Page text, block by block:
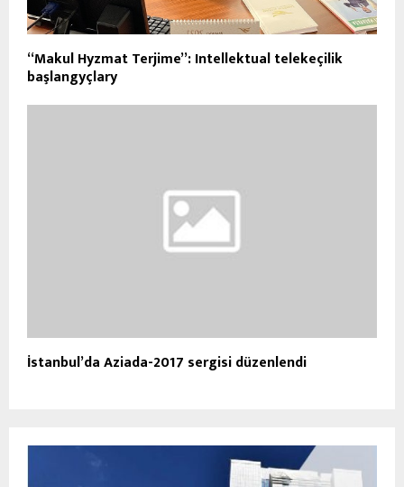
“Makul Hyzmat Terjime”: Intellektual telekeçilik
başlangyçlary
İstanbul’da Aziada-2017 sergisi düzenlendi